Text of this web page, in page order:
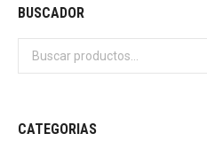
BUSCADOR
CATEGORIAS